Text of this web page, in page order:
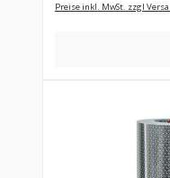
Preise inkl. MwSt. zzgl